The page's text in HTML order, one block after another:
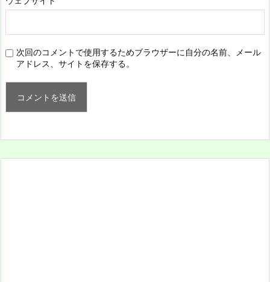
次回のコメントで使用するためブラウザーに自分の名前、メール
アドレス、サイトを保存する。